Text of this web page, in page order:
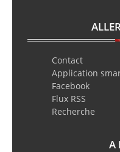
Contact
Application
Facebook
Flux RSS
Recherche
A